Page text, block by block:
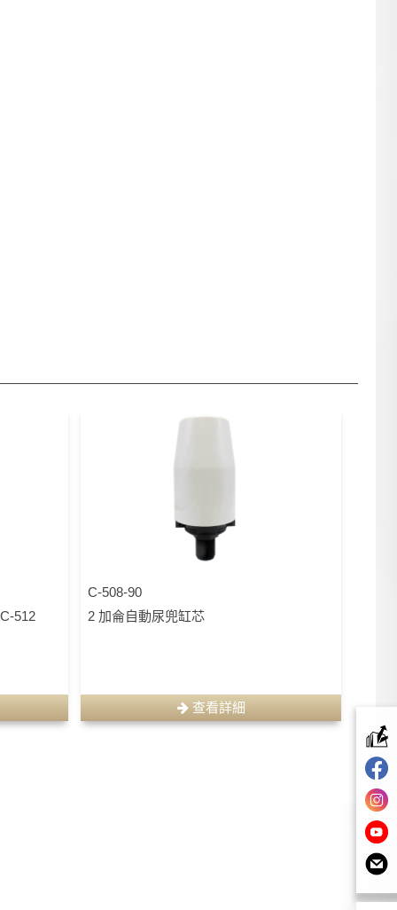
512
C-508-90
2 加侖自動尿兜缸芯
查看詳細